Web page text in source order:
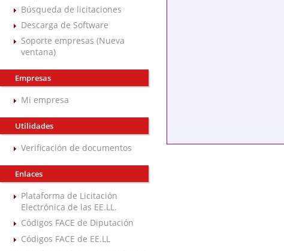
Búsqueda de licitaciones
Descarga de Software
Soporte empresas (Nueva
ventana)
Empresas
Mi empresa
Utilidades
Verificación de documentos
Enlaces
Plataforma de Licitación
Electrónica de las EE.LL.
Códigos FACE de Diputación
Códigos FACE de EE.LL